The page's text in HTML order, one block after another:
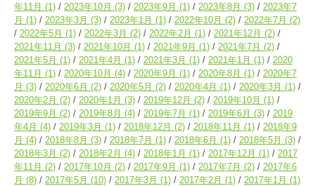
年11月 (1) 2023年10月 (3) 2023年9月 (1) 2023年8月 (3)
2023年7
月 (1) 2023年3月 (3) 2023年1月 (1) 2022年10月 (2) 2022年7月 (2)
2022年5月 (1) 2022年3月 (2) 2022年2月 (1) 2021年12月 (2)
2021年11月 (3) 2021年10月 (1) 2021年9月 (1) 2021年7月 (2)
2021年5月 (1) 2021年4月 (1) 2021年3月 (1) 2021年1月 (1)
2020
年11月 (1) 2020年10月 (4) 2020年9月 (1) 2020年8月 (1)
2020年7
月 (3) 2020年6月 (2) 2020年5月 (2) 2020年4月 (1) 2020年3月 (1)
2020年2月 (2) 2020年1月 (3) 2019年12月 (2) 2019年10月 (1)
2019年9月 (2) 2019年8月 (4) 2019年7月 (1) 2019年6月 (3)
2019
年4月 (4) 2019年3月 (1) 2018年12月 (2) 2018年11月 (1)
2018年9
月 (4) 2018年8月 (3) 2018年7月 (1) 2018年6月 (1) 2018年5月 (3)
2018年3月 (2) 2018年2月 (4) 2018年1月 (1) 2017年12月 (1)
2017
年11月 (2) 2017年10月 (2) 2017年9月 (1) 2017年7月 (2)
2017年6
月 (8) 2017年5月 (10) 2017年3月 (1) 2017年2月 (1) 2017年1月 (1)